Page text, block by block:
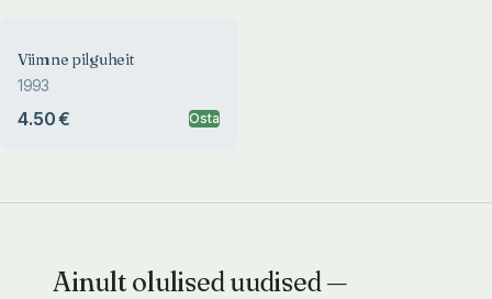
Viimne pilguheit
1993
4.50 € Osta
Ainult olulised uudised —